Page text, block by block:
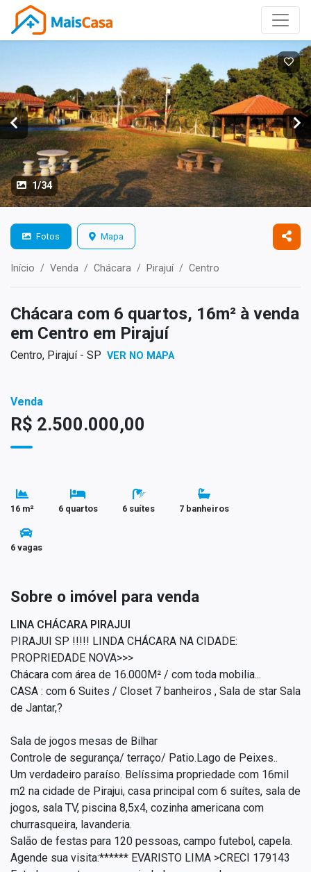
1/34
Fotos Mapa
Início Venda Chácara Pirajuí Centro
Chácara com 6 quartos, 16m² à venda
em Centro em Pirajuí
Centro, Pirajuí - SP VER NO MAPA
Venda
R$ 2.500.000,00
16 m² 6 quartos 6 suítes 7 banheiros
6 vagas
Sobre o imóvel para venda
LINA CHÁCARA PIRAJUI
PIRAJUI SP !!!!! LINDA CHÁCARA NA CIDADE:
PROPRIEDADE NOVA>>>
Chácara com área de 16.000M² / com toda mobilia...
CASA : com 6 Suites / Closet 7 banheiros , Sala de star Sala
de Jantar,?
Sala de jogos mesas de Bilhar
Controle de segurança/ terraço/ Patio.Lago de Peixes..
Um verdadeiro paraíso. Belíssima propriedade com 16mil
m2 na cidade de Pirajui, casa principal com 6 suítes, sala de
jogos, sala TV, piscina 8,5x4, cozinha americana com
churrasqueira, lavanderia.
Salão de festas para 120 pessoas, campo futebol, capela.
Agende sua visita:****** EVARISTO LIMA >CRECI 179143